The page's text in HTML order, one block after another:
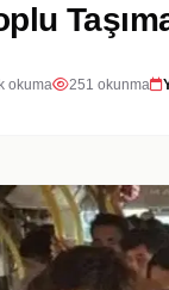
okuma 251 okunma